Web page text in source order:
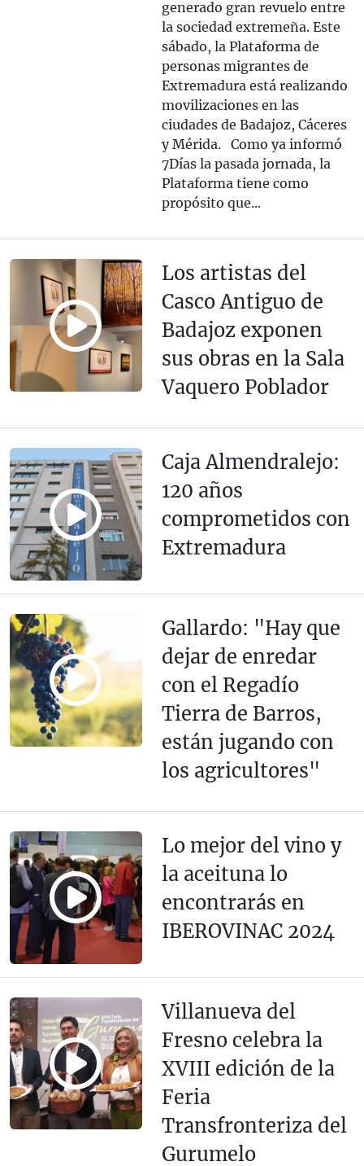
generado gran revuelo entre
la sociedad extremeña. Este
sábado, la Plataforma de
personas migrantes de
Extremadura está realizando
movilizaciones en las
ciudades de Badajoz, Cáceres
y Mérida. Como ya informó
7Días la pasada jornada, la
Plataforma tiene como
propósito que...
Los artistas del
Casco Antiguo de
Badajoz exponen
sus obras en la Sala
Vaquero Poblador
Caja Almendralejo:
120 años
comprometidos con
Extremadura
Gallardo: "Hay que
dejar de enredar
con el Regadío
Tierra de Barros,
están jugando con
los agricultores"
Lo mejor del vino y
la aceituna lo
encontrarás en
IBEROVINAC 2024
Villanueva del
Fresno celebra la
XVIII edición de la
Feria
Transfronteriza del
Gurumelo